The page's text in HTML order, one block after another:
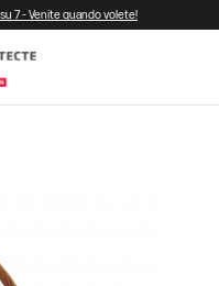
7 - Venite quando volete!